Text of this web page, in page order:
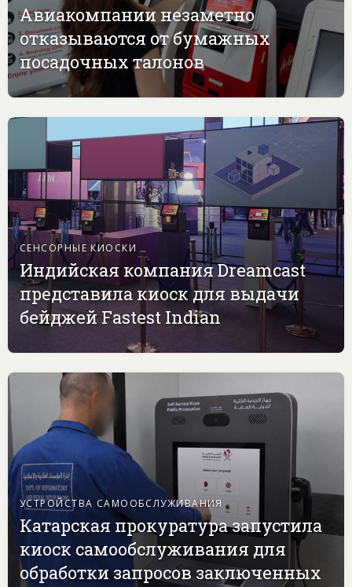
Авиакомпании незаметно
отказываются от бумажных
посадочных талонов
СЕНСОРНЫЕ КИОСКИ
Индийская компания Dreamcast
представила киоск для выдачи
бейджей Fastest Indian
УСТРОЙСТВА САМООБСЛУЖИВАНИЯ
Катарская прокуратура запустила
киоск самообслуживания для
обработки запросов заключенных